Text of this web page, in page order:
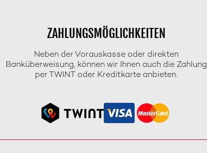
ZAHLUNGSMÖGLICHKEITEN
Neben der Vorauskasse oder direkten
Banküberweisung, können wir Ihnen auch die Zahlung
per TWINT oder Kreditkarte anbieten.